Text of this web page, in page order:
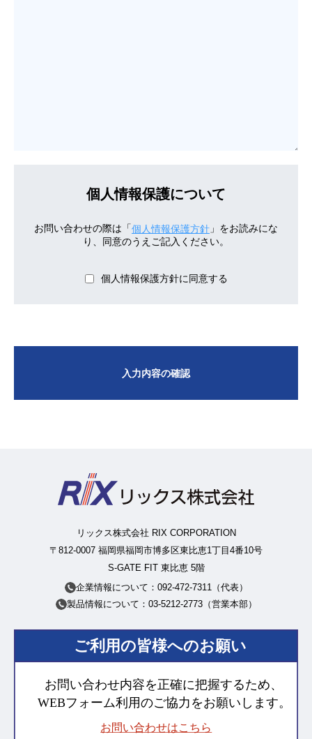
個人情報保護について
お問い合わせの際は「個人情報保護方針 」をお読みにな
り、同意のうえご記入ください。
個人情報保護方針に同意する
入力内容の確認
リックス株式会社 RIX CORPORATION
〒812-0007 福岡県福岡市博多区東比恵1丁目4番10号
S-GATE FIT 東比恵 5階
企業情報について：092-472-7311（代表）
製品情報について：03-5212-2773（営業本部）